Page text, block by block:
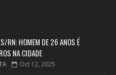
RN: HOMEM DE 26 ANOS É
NA CIDADE
Oct 12, 2025